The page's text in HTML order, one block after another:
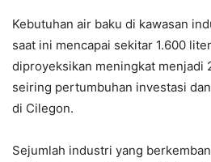
Kebutuhan air baku di kawasan
saat ini mencapai sekitar 1.600
diproyeksikan meningkat menjadi
seiring pertumbuhan investasi
di Cilegon.
Sejumlah industri yang